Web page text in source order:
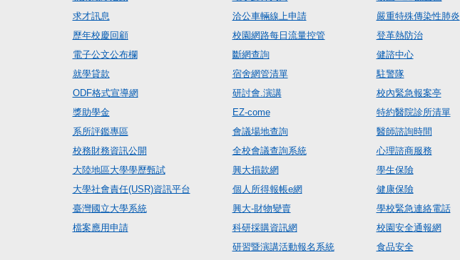
求才訊息
歷年校慶回顧
電子公文公布欄
就學貸款
ODF格式宣導網
獎助學金
系所評鑑專區
校務財務資訊公開
大陸地區大學學歷甄試
大學社會責任(USR)資訊平台
臺灣國立大學系統
檔案應用申請
洽公車輛線上申請
校園網路每日流量控管
斷網查詢
宿舍網管清單
研討會.演講
EZ-come
會議場地查詢
全校會議查詢系統
興大捐款網
個人所得報帳e網
興大-財物變賣
科研採購資訊網
研習暨演講活動報名系統
嚴重特殊傳染性肺炎
登革熱防治
健諮中心
駐警隊
校內緊急報案亭
特約醫院診所清單
醫師諮詢時間
心理諮商服務
學生保險
健康保險
學校緊急連絡電話
校園安全通報網
食品安全